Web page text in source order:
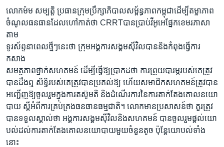
លោកម៉ម សម្បតិ្ត ប្រធានក្រុមប្រឹក្សាភិបាលសម្ព័ន្ធភាពកម្ពុជាដើម្បីតម្លាភាព
ចំណូលធនធានដែលហៅកាត់ថា CRRTបានប្រាប់វីអូអេផ្នែកខេមរភាសា
តាម
ទូរស័ព្ទនាពេលថ្មីៗនេះថា ក្រុមអង្គការសង្គមស៊ីវិលបាននិងកំពុងធើ្វការ
កសាង
សមត្ថភាពថ្នាក់សហគមន៍ ដើម្បីធ្វើឱ្យប្រាកដថា ការព្រួយបារម្ភរបស់គេត្រូវ
បានដឹងឮ សិទ្ធិរបស់គេត្រូវបានប្រគល់ឱ្យ ហើយសមាជិកសហគមន៍ត្រូវបាន
អញ្ជើញឱ្យចូលរួមក្នុងការតស៊ូមតិ និងដំណើរការនៃការតាក់តែងគោលនយោ
បាយ ស្តីអំពីការគ្រប់គ្រងធនធានធម្មជាតិ។ លោកមានប្រសាសន៍ថា គួរត្រូវ
បានទទួលស្គាល់ថា អង្គការសង្គមស៊ីវិលនិងសហគមន៍ បានចូលរួមផ្តល់យោ
បល់ដល់ការតាក់តែងគោលនយោបាយមួយចំនួនតូច ប៉ុន្តែយោបល់ទាំង
នោះ